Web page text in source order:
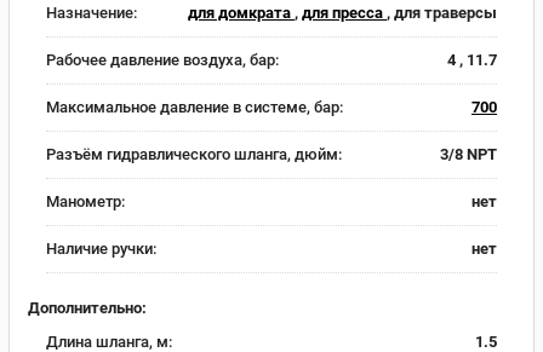
Назначение: для домкрата , для пресса , для траверсы
Рабочее давление воздуха, бар: 4 , 11.7
Максимальное давление в системе, бар: 700
Разъём гидравлического шланга, дюйм: 3/8 NPT
Манометр: нет
Наличие ручки: нет
Дополнительно:
Длина шланга, м:
1.5